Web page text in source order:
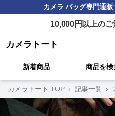
カメラ バッグ専門通販
10,000円以上のご
カメラトート
新着商品 商品を検
カメラトート TOP › 記事一覧 ›